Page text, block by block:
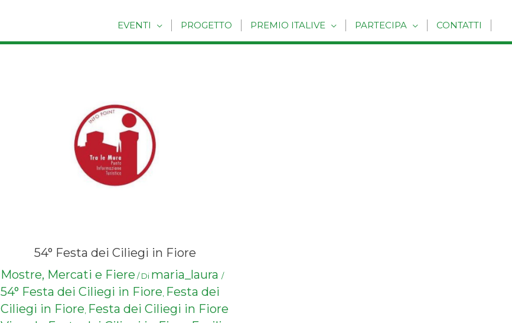
EVENTI PROGETTO PREMIO ITALIVE PARTECIPA CONTATTI
54° Festa dei Ciliegi in Fiore
Mostre, Mercati e Fiere / Di maria_laura /
54° Festa dei Ciliegi in Fiore, Festa dei
Ciliegi in Fiore, Festa dei Ciliegi in Fiore